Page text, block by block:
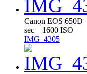
Canon EOS 650D
sec – 1600 ISO
IMG_4305